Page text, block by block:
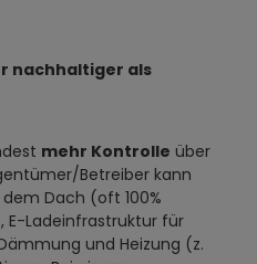
nachhaltiger als
mehr Kontrolle über
Betreiber kann
Dach (oft 100%
E-Ladeinfrastruktur für
und Heizung (z.